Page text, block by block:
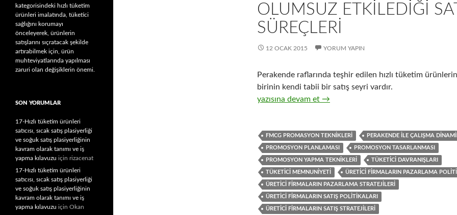
OLUMSUZ ETKILEDIĞI
SÜREÇLERI
12 OCAK 2015 YORUM YAPIN
Perakende raflarında teşhir edilen hızlı tüketim
birinin kendi tabii bir satış seyri vardır.
22-Üretici firmaların perakendecilere ve tüketicilere
yazısına devam et →
FMCG PROMASYON TEKNIKLERI PERAKENDE ILE ÇALIŞMA
PROMOSYON PLANLAMASI PROMOSYON TASARLANMASI
PROMOSYON YAPMA TEKNIKLERI TÜKETICI DAVRANIŞLARI
TÜKETICI MEMNUNIYETI ÜRETICI FIRMALARIN PAZARLAMA
ÜRETICI FIRMALARIN PAZARLAMA STRATEJILERI
ÜRETICI FIRMALARIN SATIŞ POLITIKALARI
ÜRETICI FIRMALARIN SATIŞ STRATEJILERI
kategorisindeki hızlı tüketim
ürünleri imalatında, tüketici
sağlığını korumayı
önceleyerek, ürünlerin
satışlarını sıçratacak şekilde
artırabilmek için, ürün
muhteviyatlarında yapılması
zaruri olan değişiklerin önemi.
SON YORUMLAR
17-Hızlı tüketim ürünleri
satıcısı, sıcak satış plasiyerliği
ve soğuk satış plasiyerliğinin
kavram olarak tanımı ve iş
yapma kılavuzu için rizacenat
17-Hızlı tüketim ürünleri
satıcısı, sıcak satış plasiyerliği
ve soğuk satış plasiyerliğinin
kavram olarak tanımı ve iş
yapma kılavuzu için Okan